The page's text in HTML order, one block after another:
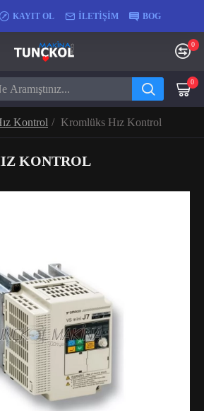
KAYIT OL İLETIŞIM BOG
0
0
Kontrol Kromlüks Hız Kontrol
KONTROL